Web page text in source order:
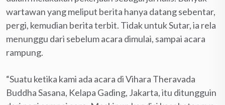
wartawan yang meliput berita hanya datang sebentar,
pergi, kemudian berita terbit. Tidak untuk Sutar, ia rela
menunggu dari sebelum acara dimulai, sampai acara
rampung.
“Suatu ketika kami ada acara di Vihara Theravada
Buddha Sasana, Kelapa Gading, Jakarta, itu ditungguin